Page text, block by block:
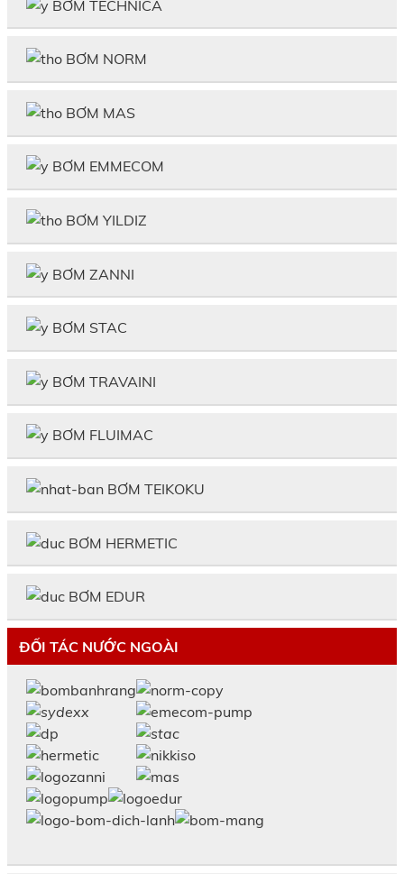
BƠM TECHNICA
BƠM NORM
BƠM MAS
BƠM EMMECOM
BƠM YILDIZ
BƠM ZANNI
BƠM STAC
BƠM TRAVAINI
BƠM FLUIMAC
BƠM TEIKOKU
BƠM HERMETIC
BƠM EDUR
ĐỐI TÁC NƯỚC NGOÀI